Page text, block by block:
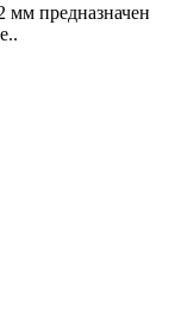
мм предназначен